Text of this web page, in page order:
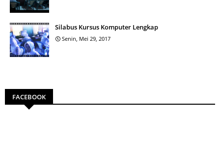
Silabus Kursus Komputer Lengkap
Senin, Mei 29, 2017
FACEBOOK